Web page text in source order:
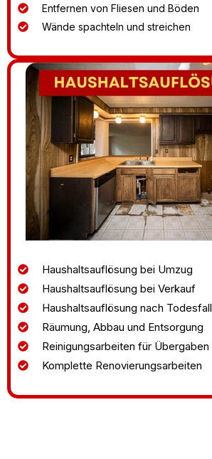
Entfernen von Fliesen und Böden
Wände spachteln und streichen
Haushaltsauflösung bei Umzug
Haushaltsauflösung bei Verkauf
Haushaltsauflösung nach Todesfall
Räumung, Abbau und Entsorgung
Reinigungsarbeiten für Übergaben
Komplette Renovierungsarbeiten